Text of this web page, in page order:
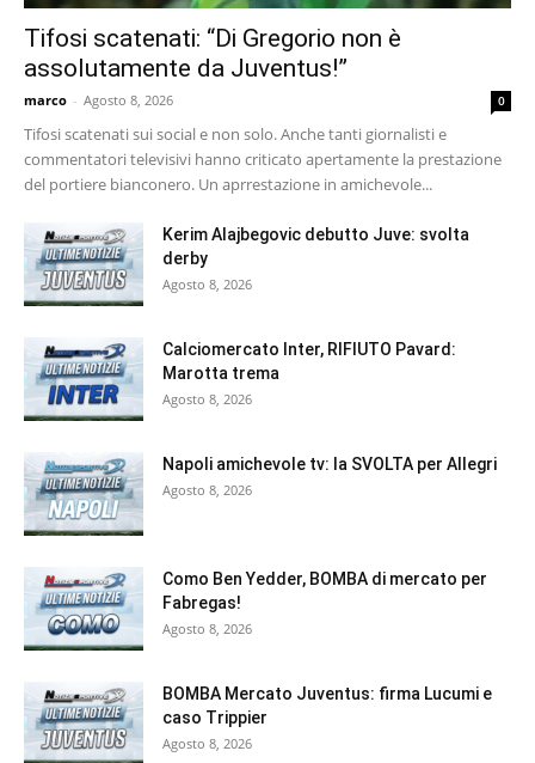
Tifosi scatenati: “Di Gregorio non è
assolutamente da Juventus!”
marco - Agosto 8, 2026 0
Tifosi scatenati sui social e non solo. Anche tanti giornalisti e
commentatori televisivi hanno criticato apertamente la prestazione
del portiere bianconero. Un aprrestazione in amichevole...
Kerim Alajbegovic debutto Juve: svolta
derby
Agosto 8, 2026
Calciomercato Inter, RIFIUTO Pavard:
Marotta trema
Agosto 8, 2026
Napoli amichevole tv: la SVOLTA per Allegri
Agosto 8, 2026
Como Ben Yedder, BOMBA di mercato per
Fabregas!
Agosto 8, 2026
BOMBA Mercato Juventus: firma Lucumi e
caso Trippier
Agosto 8, 2026